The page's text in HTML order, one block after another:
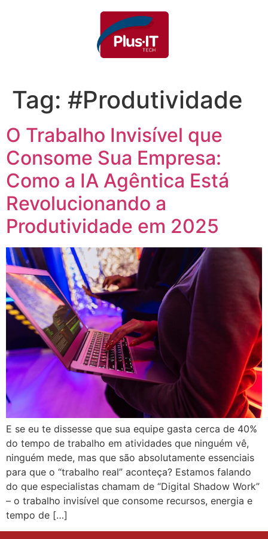
Tag: #Produtividade
O Trabalho Invisível que
Consome Sua Empresa:
Como a IA Agêntica Está
Revolucionando a
Produtividade em 2025
E se eu te dissesse que sua equipe gasta cerca de 40%
do tempo de trabalho em atividades que ninguém vê,
ninguém mede, mas que são absolutamente essenciais
para que o “trabalho real” aconteça? Estamos falando
do que especialistas chamam de “Digital Shadow Work”
– o trabalho invisível que consome recursos, energia e
tempo de […]